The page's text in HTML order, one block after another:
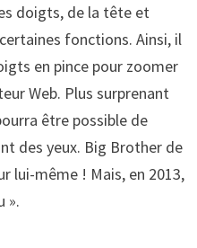
doigts, de la tête et
fonctions. Ainsi, il
en pince pour zoomer
Web. Plus surprenant
être possible de
des yeux. Big Brother de
lui-même ! Mais, en 2013,
».